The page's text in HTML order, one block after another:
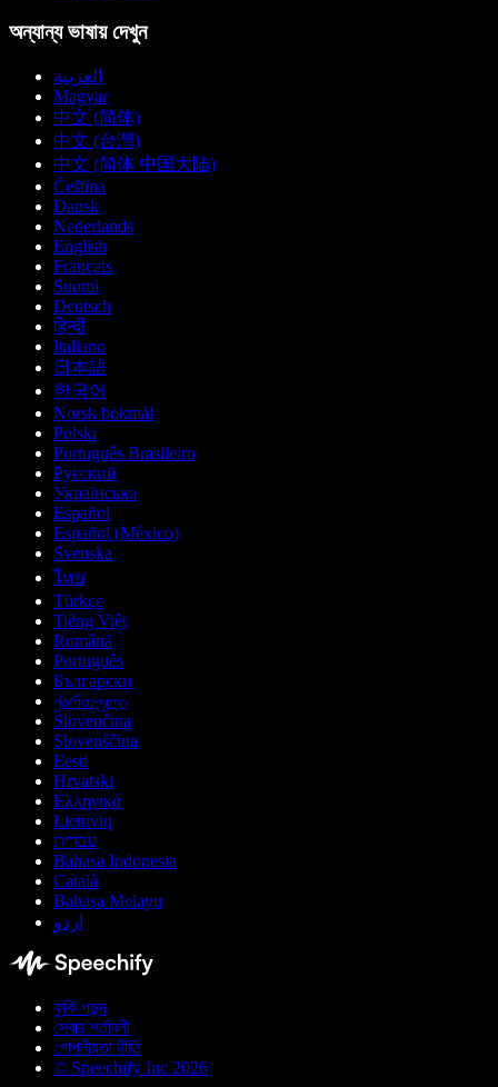
অন্যান্য ভাষায় দেখুন
العربية
Magyar
中文 (简体)
中文 (台灣)
中文 (简体 中国大陆)
Čeština
Dansk
Nederlands
English
Français
Suomi
Deutsch
हिन्दी
Italiano
日本語
한국어
Norsk bokmål
Polski
Português Brasileiro
Русский
Українська
Español
Español (México)
Svenska
ไทย
Türkçe
Tiếng Việt
Română
Português
Български
ქართული
Slovenčina
Slovenščina
Eesti
Hrvatski
Ελληνικά
Lietuvių
עברית
Bahasa Indonesia
Català
Bahasa Melayu
اردو
কুকি পছন্দ
সেবার শর্তাবলী
গোপনীয়তা নীতি
© Speechify Inc 2026